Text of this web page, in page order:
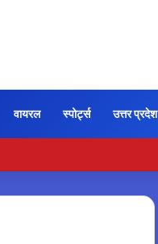
वायरल स्पोर्ट्स उत्तर प्रदेश
सुरक्षित मात्रा…